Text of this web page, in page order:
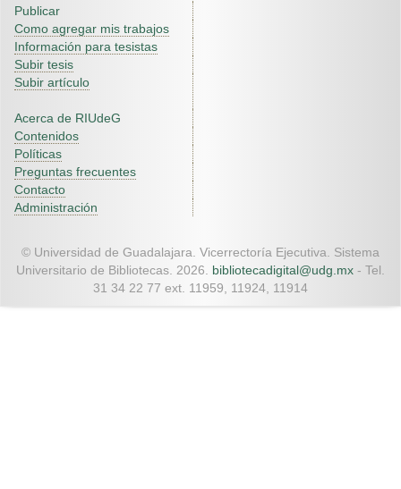
Publicar
Como agregar mis trabajos
Información para tesistas
Subir tesis
Subir artículo
Acerca de RIUdeG
Contenidos
Políticas
Preguntas frecuentes
Contacto
Administración
© Universidad de Guadalajara. Vicerrectoría Ejecutiva. Sistema
Universitario de Bibliotecas. 2026. bibliotecadigital@udg.mx - Tel.
31 34 22 77 ext. 11959, 11924, 11914